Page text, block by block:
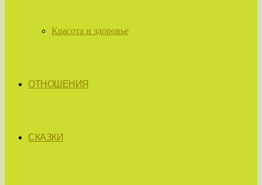
Красота и здоровье
ОТНОШЕНИЯ
СКАЗКИ